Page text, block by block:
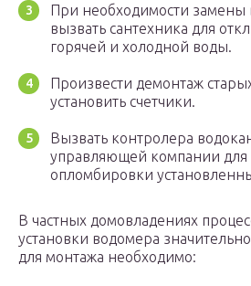
При необходимости замены
вызвать сантехника для
горячей и холодной воды.
Произвести демонтаж
установить счетчики.
Вызвать контролера
управляющей компании для
опломбировки
В частных домовладениях
установки водомера
для монтажа необходимо: